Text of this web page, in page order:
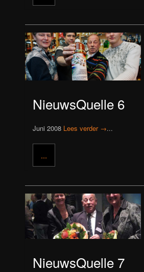
NieuwsQuelle 6
Juni 2008 Lees verder →...
...
NieuwsQuelle 7